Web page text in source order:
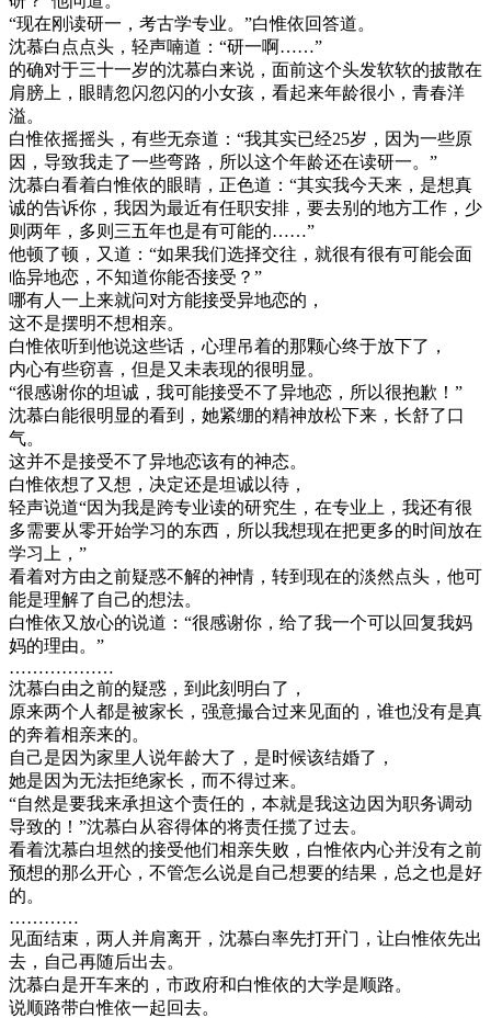
“现在刚读研一，考古学专业。”白惟依回答道。
沈慕白点点头，轻声喃道：“研一啊……”
的确对于三十一岁的沈慕白来说，面前这个头发软软的披散在
肩膀上，眼睛忽闪忽闪的小女孩，看起来年龄很小，青春洋
溢。
白惟依摇摇头，有些无奈道：“我其实已经25岁，因为一些原
因，导致我走了一些弯路，所以这个年龄还在读研一。”
沈慕白看着白惟依的眼睛，正色道：“其实我今天来，是想真
诚的告诉你，我因为最近有任职安排，要去别的地方工作，少
则两年，多则三五年也是有可能的……”
他顿了顿，又道：“如果我们选择交往，就很有很有可能会面
临异地恋，不知道你能否接受？”
哪有人一上来就问对方能接受异地恋的，
这不是摆明不想相亲。
白惟依听到他说这些话，心理吊着的那颗心终于放下了，
内心有些窃喜，但是又未表现的很明显。
“很感谢你的坦诚，我可能接受不了异地恋，所以很抱歉！”
沈慕白能很明显的看到，她紧绷的精神放松下来，长舒了口
气。
这并不是接受不了异地恋该有的神态。
白惟依想了又想，决定还是坦诚以待，
轻声说道“因为我是跨专业读的研究生，在专业上，我还有很
多需要从零开始学习的东西，所以我想现在把更多的时间放在
学习上，”
看着对方由之前疑惑不解的神情，转到现在的淡然点头，他可
能是理解了自己的想法。
白惟依又放心的说道：“很感谢你，给了我一个可以回复我妈
妈的理由。”
………………
沈慕白由之前的疑惑，到此刻明白了，
原来两个人都是被家长，强意撮合过来见面的，谁也没有是真
的奔着相亲来的。
自己是因为家里人说年龄大了，是时候该结婚了，
她是因为无法拒绝家长，而不得过来。
“自然是要我来承担这个责任的，本就是我这边因为职务调动
导致的！”沈慕白从容得体的将责任揽了过去。
看着沈慕白坦然的接受他们相亲失败，白惟依内心并没有之前
预想的那么开心，不管怎么说是自己想要的结果，总之也是好
的。
…………
见面结束，两人并肩离开，沈慕白率先打开门，让白惟依先出
去，自己再随后出去。
沈慕白是开车来的，市政府和白惟依的大学是顺路。
说顺路带白惟依一起回去。